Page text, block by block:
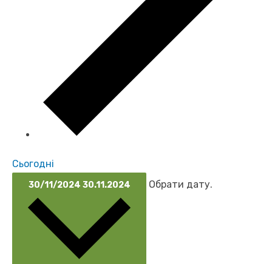
Сьогодні
30/11/2024 30.11.2024 Обрати дату.